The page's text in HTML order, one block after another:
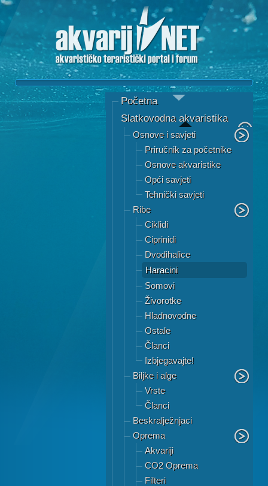
Početna
Slatkovodna akvaristika
Osnove i savjeti
Priručnik za početnike
Osnove akvaristike
Opći savjeti
Tehnički savjeti
Ribe
Ciklidi
Ciprinidi
Dvodihalice
Haracini
Somovi
Živorotke
Hladnovodne
Ostale
Članci
Izbjegavajte!
Biljke i alge
Vrste
Članci
Beskralježnjaci
Oprema
Akvariji
CO2 Oprema
Filteri